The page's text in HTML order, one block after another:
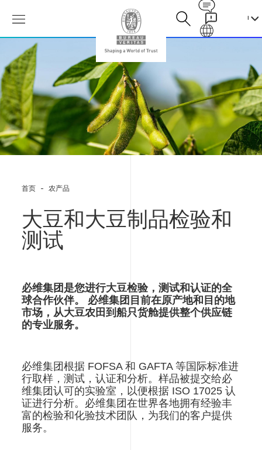
和
大
豆
制
品
检
验
和
首页 农产品
大豆和大豆制品检验和
测试
必维集团是您进行大豆检验，测试和认证的全
球合作伙伴。 必维集团目前在原产地和目的地
市场，从大豆农田到船只货舱提供整个供应链
的专业服务。
必维集团根据 FOFSA 和 GAFTA 等国际标准进
行取样，测试，认证和分析。样品被提交给必
维集团认可的实验室，以便根据 ISO 17025 认
证进行分析。必维集团在世界各地拥有经验丰
富的检验和化验技术团队，为我们的客户提供
服务。